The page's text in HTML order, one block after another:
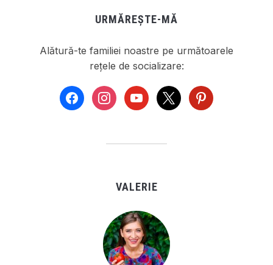
URMĂREȘTE-MĂ
Alătură-te familiei noastre pe următoarele
rețele de socializare:
facebookinstagramyoutube
x pinterest
VALERIE